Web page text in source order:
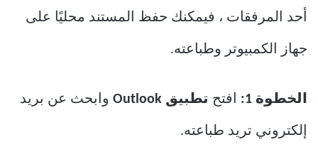
أحد المرفقات ، فيمكنك حفظ المستند محليًا على
جهاز الكمبيوتر وطباعته.
الخطوة 1: افتح تطبيق Outlook وابحث عن بريد
إلكتروني تريد طباعته.